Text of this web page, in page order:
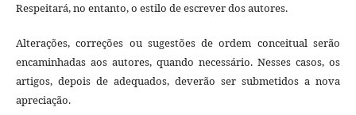
Respeitará, no entanto, o estilo de escrever dos autores.
Alterações, correções ou sugestões de ordem conceitual serão
encaminhadas aos autores, quando necessário. Nesses casos, os
artigos, depois de adequados, deverão ser submetidos a nova
apreciação.